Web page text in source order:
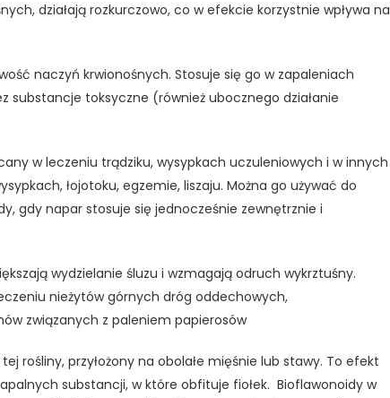
działają rozkurczowo, co w efekcie korzystnie wpływa na
naczyń krwionośnych. Stosuje się go w zapaleniach
substancje toksyczne (również ubocznego działanie
w leczeniu trądziku, wysypkach uczuleniowych i w innych
łojotoku, egzemie, liszaju. Można go używać do
gdy napar stosuje się jednocześnie zewnętrznie i
wydzielanie śluzu i wzmagają odruch wykrztuśny.
nieżytów górnych dróg oddechowych,
związanych z paleniem papierosów
rośliny, przyłożony na obolałe mięśnie lub stawy. To efekt
substancji, w które obfituje fiołek. Bioflawonoidy w